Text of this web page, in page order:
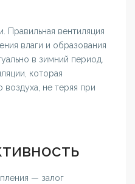
Правильная вентиляция
влаги и образования
в зимний период.
которая
не теряя при
— залог